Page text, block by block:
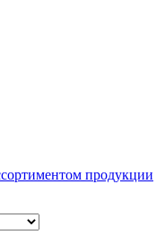
продукции